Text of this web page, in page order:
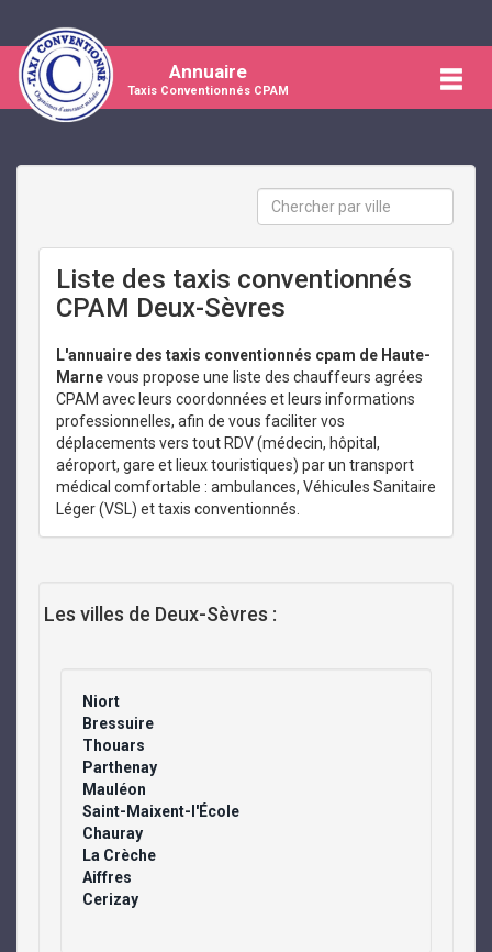
Annuaire
Taxis Conventionnés CPAM
Liste des taxis conventionnés
CPAM Deux-Sèvres
L'annuaire des taxis conventionnés cpam de Haute-
Marnevous propose une liste des chauffeurs agrées
CPAM avec leurs coordonnées et leurs informations
professionnelles, afin de vous faciliter vos
déplacements vers tout RDV (médecin, hôpital,
aéroport, gare et lieux touristiques) par un transport
médical comfortable : ambulances, Véhicules Sanitaire
Léger (VSL) et taxis conventionnés.
Les villes de Deux-Sèvres :
Niort
Bressuire
Thouars
Parthenay
Mauléon
Saint-Maixent-l'École
Chauray
La Crèche
Aiffres
Cerizay